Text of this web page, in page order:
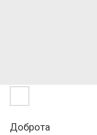
Доброта